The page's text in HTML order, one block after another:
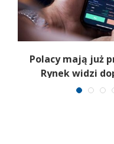
Polacy mają już
Rynek widzi